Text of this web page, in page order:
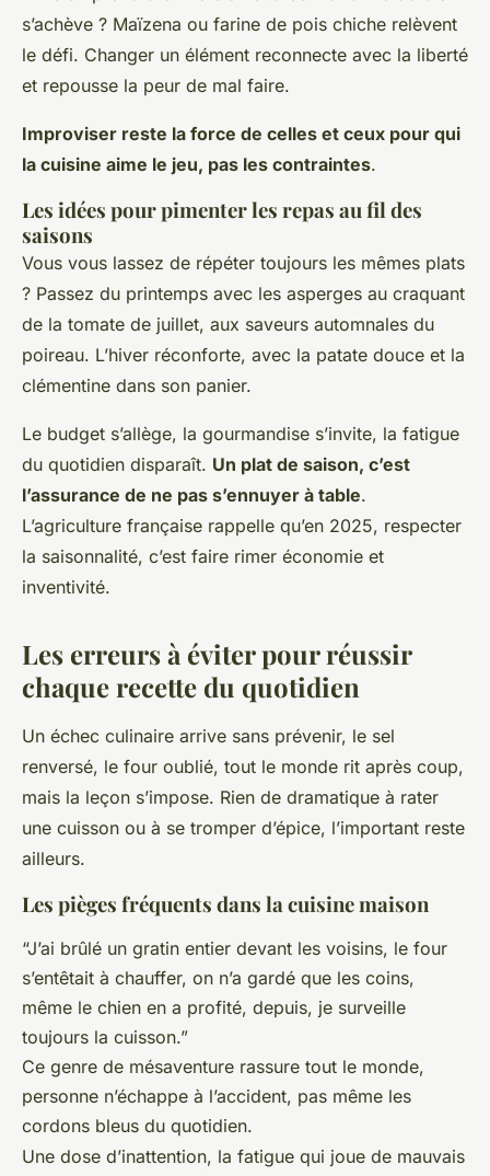
s’achève ? Maïzena ou farine de pois chiche relèvent
le défi. Changer un élément reconnecte avec la liberté
et repousse la peur de mal faire.
Improviser reste la force de celles et ceux pour qui
la cuisine aime le jeu, pas les contraintes.
Les idées pour pimenter les repas au fil des
saisons
Vous vous lassez de répéter toujours les mêmes plats
? Passez du printemps avec les asperges au craquant
de la tomate de juillet, aux saveurs automnales du
poireau. L’hiver réconforte, avec la patate douce et la
clémentine dans son panier.
Le budget s’allège, la gourmandise s’invite, la fatigue
du quotidien disparaît. Un plat de saison, c’est
l’assurance de ne pas s’ennuyer à table.
L’agriculture française rappelle qu’en 2025, respecter
la saisonnalité, c’est faire rimer économie et
inventivité.
Les erreurs à éviter pour réussir
chaque recette du quotidien
Un échec culinaire arrive sans prévenir, le sel
renversé, le four oublié, tout le monde rit après coup,
mais la leçon s’impose. Rien de dramatique à rater
une cuisson ou à se tromper d’épice, l’important reste
ailleurs.
Les pièges fréquents dans la cuisine maison
“J’ai brûlé un gratin entier devant les voisins, le four
s’entêtait à chauffer, on n’a gardé que les coins,
même le chien en a profité, depuis, je surveille
toujours la cuisson.”
Ce genre de mésaventure rassure tout le monde,
personne n’échappe à l’accident, pas même les
cordons bleus du quotidien.
Une dose d’inattention, la fatigue qui joue de mauvais